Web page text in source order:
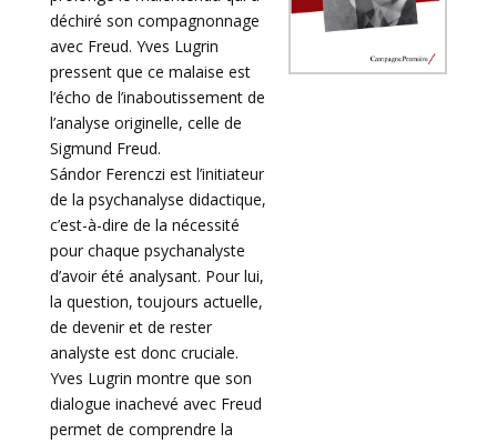
déchiré son compagnonnage
avec Freud. Yves Lugrin
pressent que ce malaise est
l’écho de l’inaboutissement de
l’analyse originelle, celle de
Sigmund Freud.
Sándor Ferenczi est l’initiateur
de la psychanalyse didactique,
c’est-à-dire de la nécessité
pour chaque psychanalyste
d’avoir été analysant. Pour lui,
la question, toujours actuelle,
de devenir et de rester
analyste est donc cruciale.
Yves Lugrin montre que son
dialogue inachevé avec Freud
permet de comprendre la